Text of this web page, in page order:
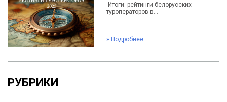
Итоги: рейтинги белорусских
туроператоров в...
» Подробнее
РУБРИКИ